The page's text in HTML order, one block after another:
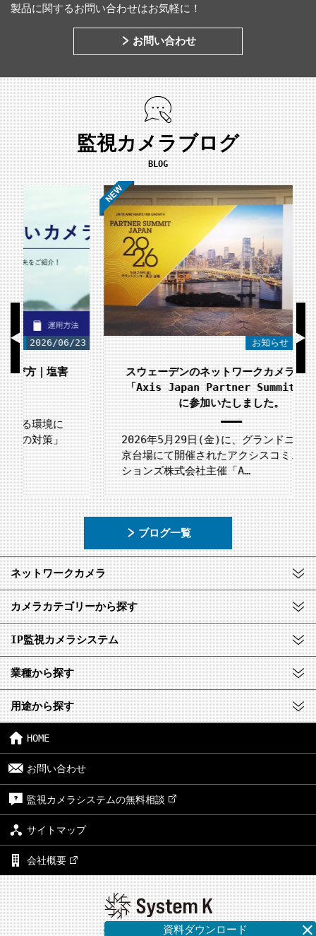
製品に関するお問い合わせはお気軽に！
お問い合わせ
監視カメラブログ
BLOG
お知らせ 2026/06/12
スウェーデンのネットワークカメラメーカー
「Axis Japan Partner Summit 2026」
に参加いたしました。
2026年5月29日(金)に、グランドニッコー東
京台場にて開催されたアクシスコミュニケー
ションズ株式会社主催「A…
ブログ一覧
ネットワークカメラ
カメラカテゴリーから探す
IP監視カメラシステム
業種から探す
用途から探す
HOME
お問い合わせ
監視カメラシステムの無料相談
サイトマップ
会社概要
株式会社システム・ケイ